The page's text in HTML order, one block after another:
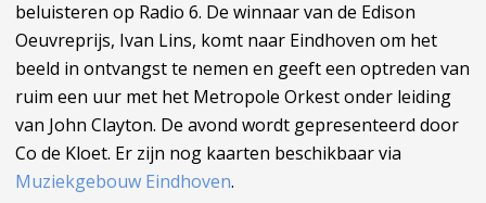
beluisteren op Radio 6. De winnaar van de Edison
Oeuvreprijs, Ivan Lins, komt naar Eindhoven om het
beeld in ontvangst te nemen en geeft een optreden van
ruim een uur met het Metropole Orkest onder leiding
van John Clayton. De avond wordt gepresenteerd door
Co de Kloet. Er zijn nog kaarten beschikbaar via
Muziekgebouw Eindhoven.